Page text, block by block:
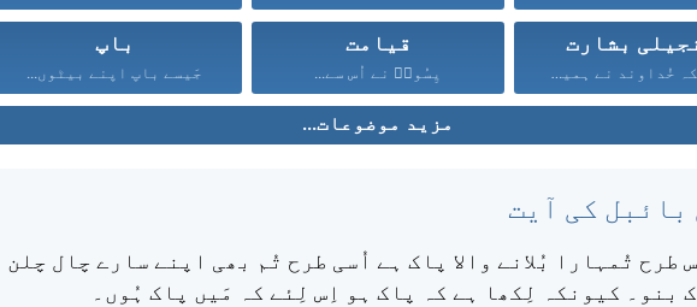
بشارت
کیونکہ خُداوند نے ہمیں...
قیامت
یِسُوعؔ نے اُس سے...
باپ
جَیسے باپ اپنے بیٹوں...
مزید موضوعات...
بائبل کی آیت
طرح تُمہارا بُلانے والا پاک ہے اُسی طرح تُم بھی اپنے سارے چال چلن
بنو۔ کیونکہ لِکھا ہے کہ پاک ہو اِس لِئے کہ مَیں پاک ہُوں۔